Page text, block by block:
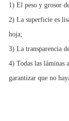
1) El peso y grosor
2) La superficie es
hoja;
3) La transparencia
4) Todas las láminas
garantizar que no